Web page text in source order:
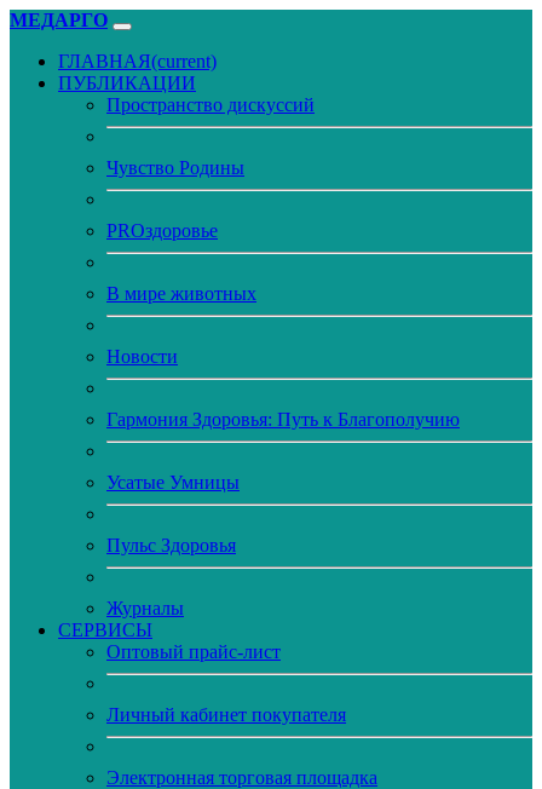
МЕДАРГО
ГЛАВНАЯ(current)
ПУБЛИКАЦИИ
Пространство дискуссий
Чувство Родины
PROздоровье
В мире животных
Новости
Гармония Здоровья: Путь к Благополучию
Усатые Умницы
Пульс Здоровья
Журналы
CЕРВИСЫ
Оптовый прайс-лист
Личный кабинет покупателя
Электронная торговая площадка